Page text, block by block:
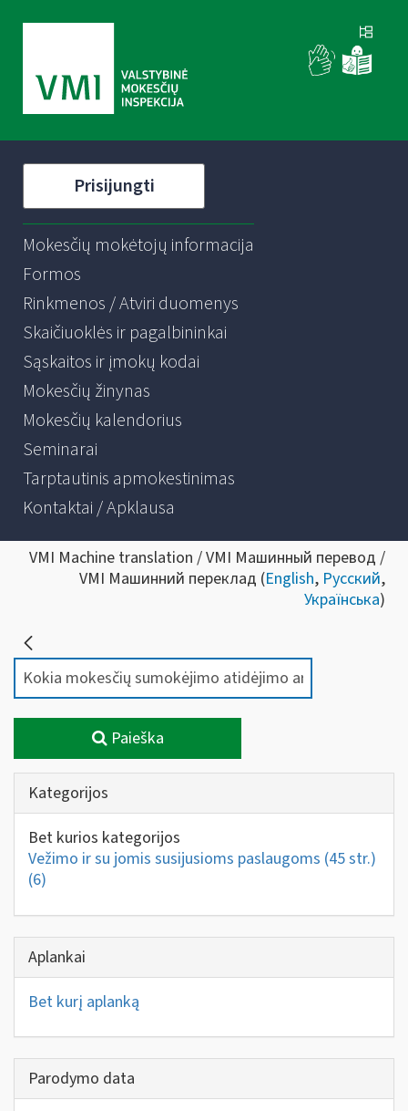
Prisijungti
Mokesčių mokėtojų informacija
Formos
Rinkmenos / Atviri duomenys
Skaičiuoklės ir pagalbininkai
Sąskaitos ir įmokų kodai
Mokesčių žinynas
Mokesčių kalendorius
Seminarai
Tarptautinis apmokestinimas
Kontaktai / Apklausa
VMI Machine translation / VMI Машинный перевод /
VMI Машинний переклад (English, Русский,
Українська)
Paieška
Kategorijos
Bet kurios kategorijos
Vežimo ir su jomis susijusioms paslaugoms (45 str.)
(6)
Aplankai
Bet kurį aplanką
Parodymo data